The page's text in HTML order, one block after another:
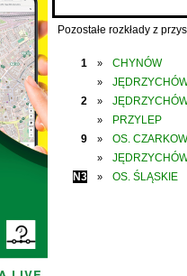
Pozostałe rozkłady z
1 » CHYNÓW
»
2
»
»
PRZYLEP
9
» OS.
»
N3
» OS. ŚLĄSKIE